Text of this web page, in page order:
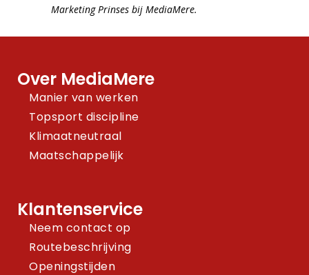
Marketing Prinses bij MediaMere.
Over MediaMere
Manier van werken
Topsport discipline
Klimaatneutraal
Maatschappelijk
Klantenservice
Neem contact op
Routebeschrijving
Openingstijden